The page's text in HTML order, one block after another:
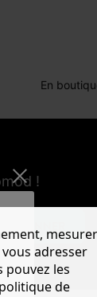
En
!
S'ABONNERmesurer
adresser
les
de